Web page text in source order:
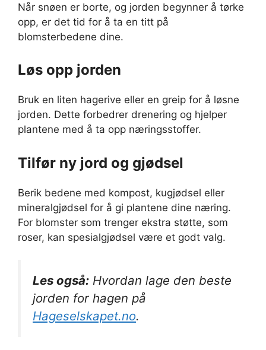
Når snøen er borte, og jorden begynner å tørke
opp, er det tid for å ta en titt på
blomsterbedene dine.
Løs opp jorden
Bruk en liten hagerive eller en greip for å løsne
jorden. Dette forbedrer drenering og hjelper
plantene med å ta opp næringsstoffer.
Tilfør ny jord og gjødsel
Berik bedene med kompost, kugjødsel eller
mineralgjødsel for å gi plantene dine næring.
For blomster som trenger ekstra støtte, som
roser, kan spesialgjødsel være et godt valg.
Les også: Hvordan lage den beste
jorden for hagen på
Hageselskapet.no.